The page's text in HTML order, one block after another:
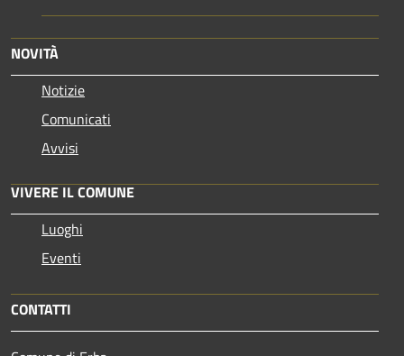
NOVITÀ
Notizie
Comunicati
Avvisi
VIVERE IL COMUNE
Luoghi
Eventi
CONTATTI